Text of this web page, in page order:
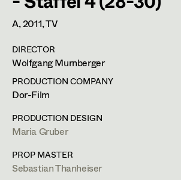
Art Department
Costume Department
Retired Members
Honorary Members
Veronika Albert
Marlene Auer-Pleyl
Maria-Theresia Bartl
Elisabeth Binder-Neururer
Christoph Birkner
Zizi Bohrer-Lehner
Monika Buttinger
Martina List
Costume Designer
FUNDUS 2: 5; Mittersteig 4/Gassenlokal,
Nikolsdorfergasse 27-29/Gassenlokal
A,2011, TV
DIRECTOR
Wolfgang Murnberger
PRODUCTION COMPANY
Dor-Film
PRODUCTION DESIGN
Maria Gruber
PROP MASTER
Sebastian Thanheiser